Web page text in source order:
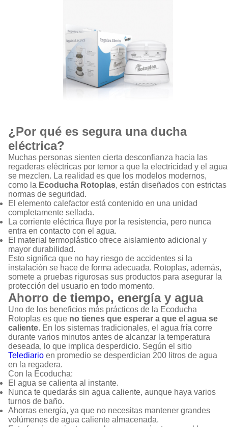
¿Por qué es segura una ducha
eléctrica?
Muchas personas sienten cierta desconfianza hacia las
regaderas eléctricas por temor a que la electricidad y el agua
se mezclen. La realidad es que los modelos modernos,
como la Ecoducha Rotoplas, están diseñados con estrictas
normas de seguridad.
El elemento calefactor está contenido en una unidad
completamente sellada.
La corriente eléctrica fluye por la resistencia, pero nunca
entra en contacto con el agua.
El material termoplástico ofrece aislamiento adicional y
mayor durabilidad.
Esto significa que no hay riesgo de accidentes si la
instalación se hace de forma adecuada. Rotoplas, además,
somete a pruebas rigurosas sus productos para asegurar la
protección del usuario en todo momento.
Ahorro de tiempo, energía y agua
Uno de los beneficios más prácticos de la Ecoducha
Rotoplas es que no tienes que esperar a que el agua se
caliente. En los sistemas tradicionales, el agua fría corre
durante varios minutos antes de alcanzar la temperatura
deseada, lo que implica desperdicio. Según el sitio
Telediario en promedio se desperdician 200 litros de agua
en la regadera.
Con la Ecoducha:
El agua se calienta al instante.
Nunca te quedarás sin agua caliente, aunque haya varios
turnos de baño.
Ahorras energía, ya que no necesitas mantener grandes
volúmenes de agua caliente almacenada.